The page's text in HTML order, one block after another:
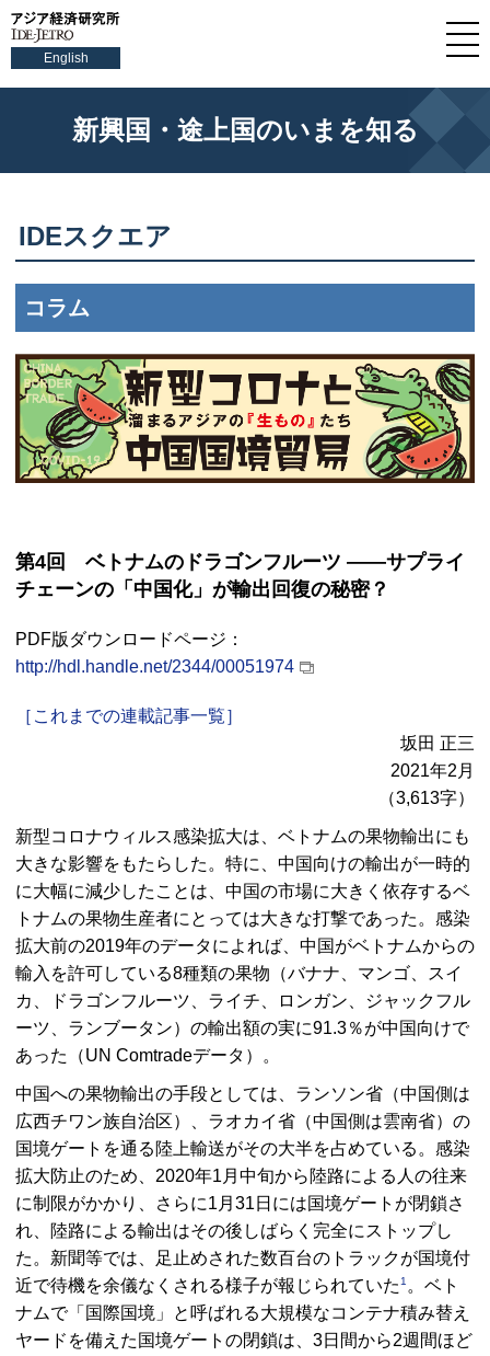
English
新興国・途上国のいまを知る
IDEスクエア
コラム
第4回 ベトナムのドラゴンフルーツ ――サプライ
チェーンの「中国化」が輸出回復の秘密？
PDF版ダウンロードページ：
http://hdl.handle.net/2344/00051974
［これまでの連載記事一覧］
坂田 正三
2021年2月
（3,613字）
新型コロナウィルス感染拡大は、ベトナムの果物輸出にも
大きな影響をもたらした。特に、中国向けの輸出が一時的
に大幅に減少したことは、中国の市場に大きく依存するベ
トナムの果物生産者にとっては大きな打撃であった。感染
拡大前の2019年のデータによれば、中国がベトナムからの
輸入を許可している8種類の果物（バナナ、マンゴ、スイ
カ、ドラゴンフルーツ、ライチ、ロンガン、ジャックフル
ーツ、ランブータン）の輸出額の実に91.3％が中国向けで
あった（UN Comtradeデータ）。
中国への果物輸出の手段としては、ランソン省（中国側は
広西チワン族自治区）、ラオカイ省（中国側は雲南省）の
国境ゲートを通る陸上輸送がその大半を占めている。感染
拡大防止のため、2020年1月中旬から陸路による人の往来
に制限がかかり、さらに1月31日には国境ゲートが閉鎖さ
れ、陸路による輸出はその後しばらく完全にストップし
た。新聞等では、足止めされた数百台のトラックが国境付
近で待機を余儀なくされる様子が報じられていた 1 。ベト
ナムで「国際国境」と呼ばれる大規模なコンテナ積み替え
ヤードを備えた国境ゲートの閉鎖は、3日間から2週間ほど